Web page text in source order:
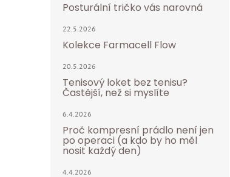
Posturální tričko vás narovná
22.5.2026
Kolekce Farmacell Flow
20.5.2026
Tenisový loket bez tenisu?
Častější, než si myslíte
6.4.2026
Proč kompresní prádlo není jen
po operaci (a kdo by ho měl
nosit každý den)
4.4.2026